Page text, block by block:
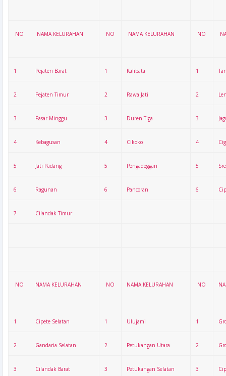
NO NAMA KELURAHAN NO NAMA KELURAHAN NO
1 Pejaten Barat 1 Kalibata 1
2 Pejaten Timur 2 Rawa Jati 2
3 Pasar Minggu 3 Duren Tiga 3
4 Kebagusan 4 Cikoko 4
5 Jati Padang 5 Pengadeggan 5
6 Ragunan 6 Pancoran 6
7 Cilandak Timur
NO NAMA KELURAHAN NO NAMA KELURAHAN NO
1 Cipete Selatan 1 Ulujami 1
2 Gandaria Selatan 2 Petukangan Utara 2
3 Cilandak Barat 3 Petukangan Selatan 3